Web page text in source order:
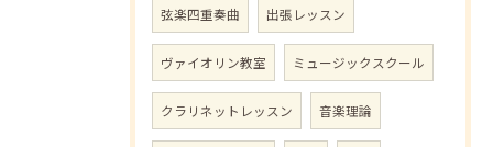
弦楽四重奏曲 出張レッスン
ヴァイオリン教室 ミュージックスクール
クラリネットレッスン 音楽理論